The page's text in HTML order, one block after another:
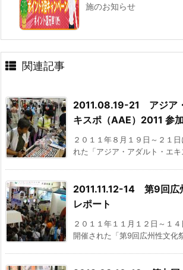
施のお知らせ
関連記事
2011.08.19-21 アジア
キスポ（AAE）2011 参
２０１１年８月１９日～２１
れた「アジア・アダルト・エ
2011.11.12-14 第9回広
レポート
２０１１年１１月１２日～１
開催された「第9回広州性文化